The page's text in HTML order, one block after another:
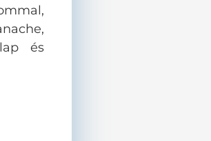
és